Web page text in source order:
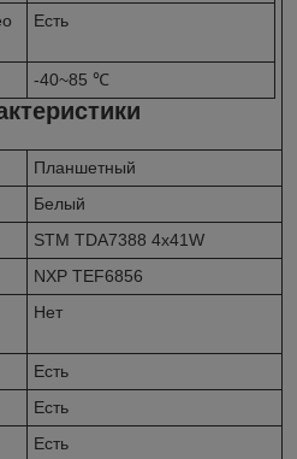
Есть
-40~85 ℃
Планшетный
Белый
STM TDA7388 4x41W
NXP TEF6856
Нет
Есть
Есть
Есть